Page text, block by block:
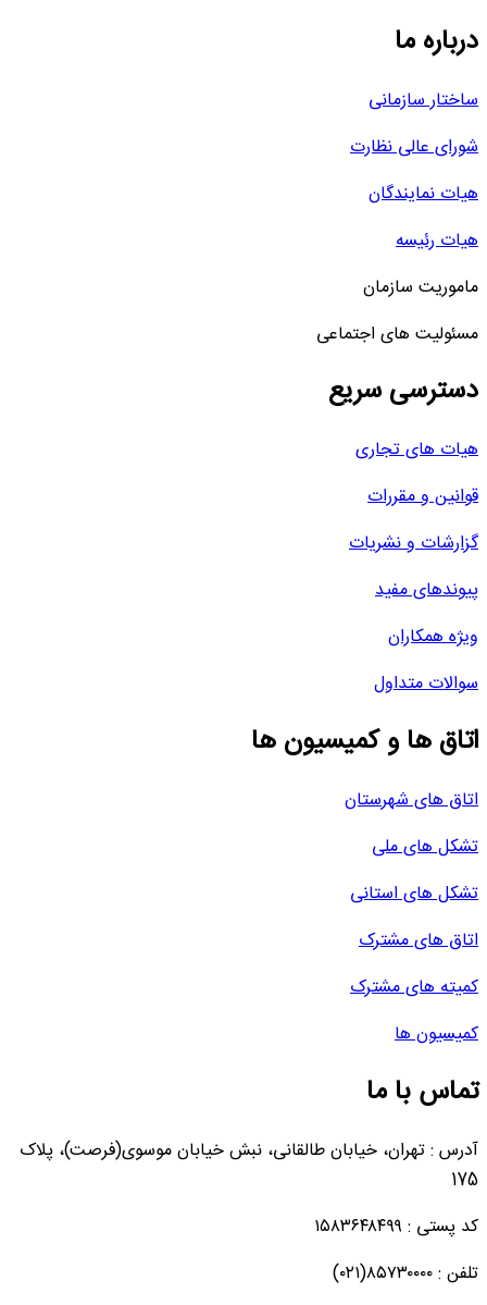
درباره ما
ساختار سازمانی
شورای عالی نظارت
هیات نمایندگان
هیات رئیسه
ماموریت سازمان
مسئولیت های اجتماعی
دسترسی سریع
هیات های تجاری
قوانین و مقررات
گزارشات و نشریات
پیوندهای مفید
ویژه همکاران
سوالات متداول
اتاق ها و کمیسیون ها
اتاق های شهرستان
تشکل های ملی
تشکل های استانی
اتاق های مشترک
کمیته های مشترک
کمیسیون ها
تماس با ما
آدرس : تهران، خیابان طالقانی، نبش خیابان موسوی(فرصت)، پلاک
175
کد پستی : ۱۵۸۳۶۴۸۴۹۹
تلفن : ۸۵۷۳۰۰۰۰(۰۲۱)